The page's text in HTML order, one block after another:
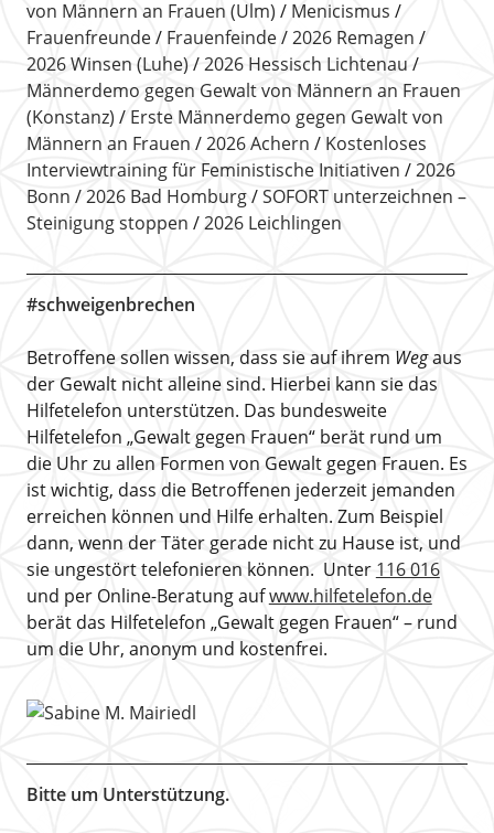
von Männern an Frauen (Ulm)
Menicismus
Frauenfreunde
Frauenfeinde
2026 Remagen
2026 Winsen (Luhe)
2026 Hessisch Lichtenau
Männerdemo gegen Gewalt von Männern an Frauen
(Konstanz)
Erste Männerdemo gegen Gewalt von
Männern an Frauen
2026 Achern
Kostenloses
Interviewtraining für Feministische Initiativen
2026
Bonn
2026 Bad Homburg
SOFORT unterzeichnen –
Steinigung stoppen
2026 Leichlingen
#schweigenbrechen
Betroffene sollen wissen, dass sie auf ihrem Wegaus
der Gewalt nicht alleine sind. Hierbei kann sie das
Hilfetelefon unterstützen. Das bundesweite
Hilfetelefon „Gewalt gegen Frauen“ berät rund um
die Uhr zu allen Formen von Gewalt gegen Frauen. Es
ist wichtig, dass die Betroffenen jederzeit jemanden
erreichen können und Hilfe erhalten. Zum Beispiel
dann, wenn der Täter gerade nicht zu Hause ist, und
sie ungestört telefonieren können. Unter 116 016
und per Online-Beratung aufwww.hilfetelefon.de
berät das Hilfetelefon „Gewalt gegen Frauen“ – rund
um die Uhr, anonym und kostenfrei.
Bitte um Unterstützung.